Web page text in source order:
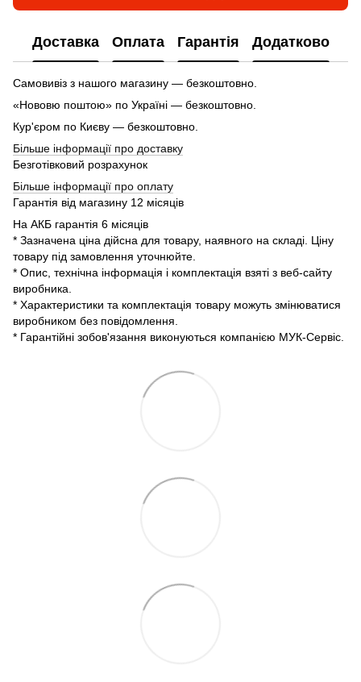
Доставка Оплата Гарантія Додатково
Самовивіз з нашого магазину — безкоштовно.
«Нововю поштою» по Україні — безкоштовно.
Кур'єром по Києву — безкоштовно.
Більше інформації про доставку
Безготівковий розрахунок
Більше інформації про оплату
Гарантія від магазину 12 місяців
На АКБ гарантія 6 місяців
* Зазначена ціна дійсна для товару, наявного на складі. Ціну
товару під замовлення уточнюйте.
* Опис, технічна інформація і комплектація взяті з веб-сайту
виробника.
* Характеристики та комплектація товару можуть змінюватися
виробником без повідомлення.
* Гарантійні зобов'язання виконуються компанією МУК-Сервіс.